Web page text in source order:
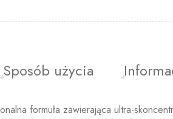
Sposób użycia
formuła zawierająca ultra-